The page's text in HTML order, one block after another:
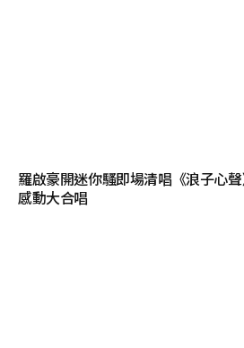
羅啟豪開迷你騷即場清唱《浪子心
感動大合唱